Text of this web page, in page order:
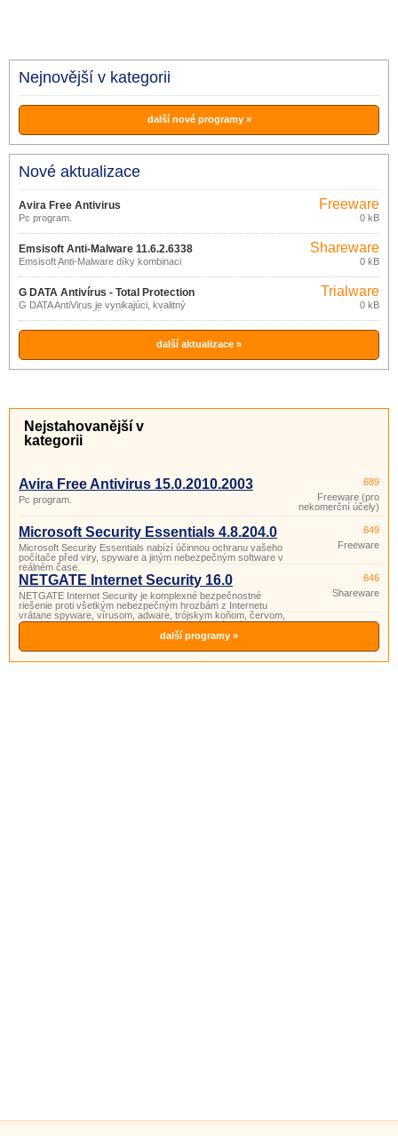
Nejnovější v kategorii
další nové programy »
Nové aktualizace
Avira Free Antivirus
15.0.2010.2003
Pc program.
Freeware
(pro
nekomerční
účely)
0 kB
Emsisoft Anti-Malware 11.6.2.6338
Emsisoft Anti-Malware díky kombinaci
antivirového a anti-malware skeneru
umožňuje ochranu PC před různými
druhy škodlivého software: trojské koně,
červy, dialery, reklamní software,
spyware, keyloggery, rootkity apod.
Shareware
0 kB
G DATA Antivírus - Total Protection
15.2
G DATA AntiVirus je vynikajúci, kvalitný
program, ktorý váš počítač ochráni pred
vírusmi, červami, rootkitmi, spywarom,
dialermi, trójskymi koňmi a inými
Trialware
0 kB
další aktualizace »
Nejstahovanější v
kategorii
Avira Free Antivirus 15.0.2010.2003
Pc program.
689
Freeware (pro
nekomerční účely)
Microsoft Security Essentials 4.8.204.0
Microsoft Security Essentials nabízí účinnou ochranu vašeho
počítače před viry, spyware a jiným nebezpečným software v
reálném čase.
649
Freeware
NETGATE Internet Security 16.0
NETGATE Internet Security je komplexné bezpečnostné
riešenie proti všetkým nebezpečným hrozbám z Internetu
vrátane spyware, vírusom, adware, trójskym koňom, červom,
rootkitom, phishingu, spamu a hakerom pozostávajúci z anti-
spyware, anti-vírus, anti-spam, anti-rootkit, anti-phishing a
646
Shareware
další programy »